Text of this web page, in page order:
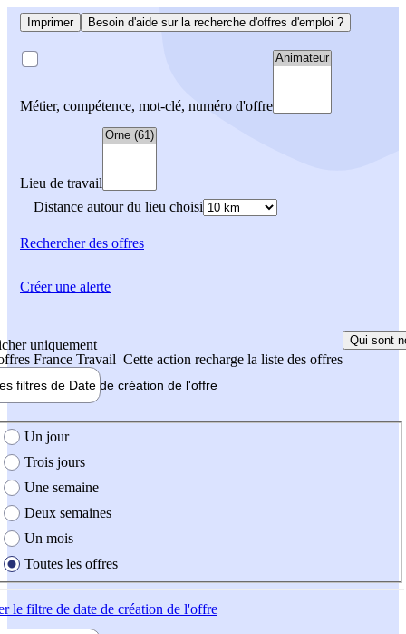
Imprimer Besoin d'aide sur la recherche d'offres d'emploi ?
Métier, compétence, mot-clé, numéro d'offre
Lieu de travail
Distance autour du lieu choisi
Rechercherdes offres
uniquement
France Travail Cette action recharge la liste des offres
Qui sont
filtres de Date de création de l'offre
création de l'offre
Un jour
Trois jours
Une semaine
Deux semaines
Un mois
Toutes les offres
le filtre de date de création de l'offre
Créer une alerte